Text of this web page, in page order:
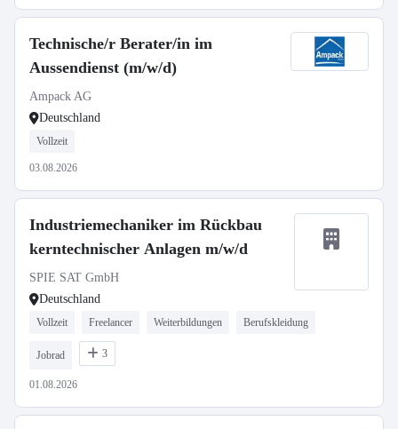
Technische/r Berater/in im
Aussendienst (m/w/d)
Ampack AG
Deutschland
Vollzeit
03.08.2026
Industriemechaniker im Rückbau
kerntechnischer Anlagen m/w/d
SPIE SAT GmbH
Deutschland
Vollzeit Freelancer Weiterbildungen Berufskleidung
Jobrad 3
01.08.2026